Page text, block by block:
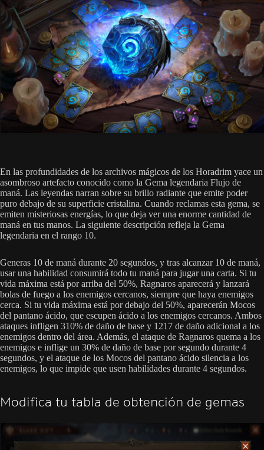
En las profundidades de los archivos mágicos de los Horadrim yace un
asombroso artefacto conocido como la Gema legendaria Flujo de
maná. Las leyendas narran sobre su brillo radiante que emite poder
puro debajo de su superficie cristalina. Cuando reclamas esta gema, se
emiten misteriosas energías, lo que deja ver una enorme cantidad de
maná en tus manos. La siguiente descripción refleja la Gema
legendaria en el rango 10.
Generas 10 de maná durante 20 segundos, y tras alcanzar 10 de maná,
usar una habilidad consumirá todo tu maná para jugar una carta. Si tu
vida máxima está por arriba del 50%, Ragnaros aparecerá y lanzará
bolas de fuego a los enemigos cercanos, siempre que haya enemigos
cerca. Si tu vida máxima está por debajo del 50%, aparecerán Mocos
del pantano ácido, que escupen ácido a los enemigos cercanos. Ambos
ataques infligen 310% de daño de base y 1217 de daño adicional a los
enemigos dentro del área. Además, el ataque de Ragnaros quema a los
enemigos e inflige un 30% de daño de base por segundo durante 4
segundos, y el ataque de los Mocos del pantano ácido silencia a los
enemigos, lo que impide que usen habilidades durante 4 segundos.
Modifica tu tabla de obtención de gemas